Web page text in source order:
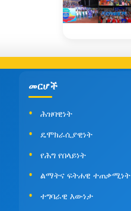
መርሆች
ሕዝባዊነት
ዴሞክራሲያዊነት
የሕግ የበላይነት
ልማትና ፍትሐዊ ተጠቃሚነት
ተግባራዊ እውነታ